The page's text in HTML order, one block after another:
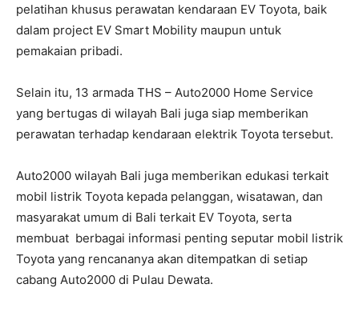
pelatihan khusus perawatan kendaraan EV Toyota, baik
dalam project EV Smart Mobility maupun untuk
pemakaian pribadi.
Selain itu, 13 armada THS – Auto2000 Home Service
yang bertugas di wilayah Bali juga siap memberikan
perawatan terhadap kendaraan elektrik Toyota tersebut.
Auto2000 wilayah Bali juga memberikan edukasi terkait
mobil listrik Toyota kepada pelanggan, wisatawan, dan
masyarakat umum di Bali terkait EV Toyota, serta
membuat berbagai informasi penting seputar mobil listrik
Toyota yang rencananya akan ditempatkan di setiap
cabang Auto2000 di Pulau Dewata.